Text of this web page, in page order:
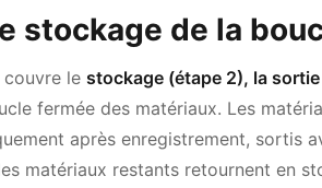
stockage de la
couvre le stockage (étape 2), la
fermée des matériaux. Les
après enregistrement, sortis
matériaux restants retournent en